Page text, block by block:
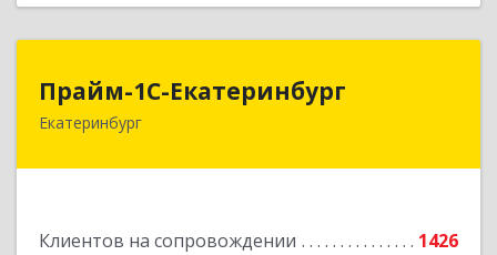
Прайм-1С-Екатеринбург
Екатеринбург
Клиентов на сопровождении
1426
Прайм-1С-Екатеринбург
620142, Свердловская обл, Екатеринбург г, 8